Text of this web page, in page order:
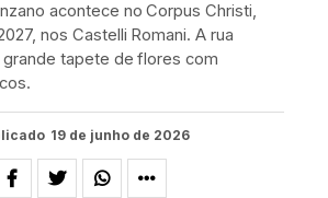
acontece no Corpus Christi,
nos Castelli Romani. A rua
grande tapete de flores com
19 de junho de 2026